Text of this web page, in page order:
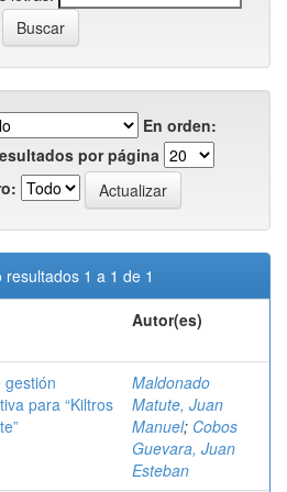
En orden:
por página
resultados 1 a 1 de 1
Autor(es)
gestión
para “Kiltros
Maldonado
Matute, Juan
Manuel; Cobos
Guevara, Juan
Esteban